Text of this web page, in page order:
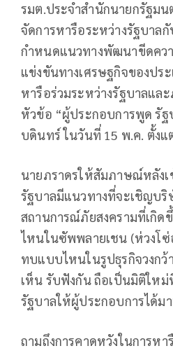
รมต.ประจำสำนักนายกรัฐมน
จัดการหารือระหว่างรัฐบาล
กำหนดแนวทางพัฒนาขีดควา
แข่งขันทางเศรษฐกิจของประ
หารือร่วมระหว่างรัฐบาลแล
หัวข้อ “ผู้ประกอบการพูด รั
บดินทร์ ในวันที่ 15 พ.ค. ตั้งแ
นายภราดรให้สัมภาษณ์หลังเ
รัฐบาลมีแนวทางที่จะเชิญบ
สถานการณ์ภัยสงครามที่เกิด
ไหนในซัพพลายเชน (ห่วงโ
ทบแบบไหนในรูปธุรกิจวงกว้
เห็น รับฟังกัน ถือเป็นมิติใหม่
รัฐบาลให้ผู้ประกอบการได้ม
ถามถึงการคาดหวังในการห